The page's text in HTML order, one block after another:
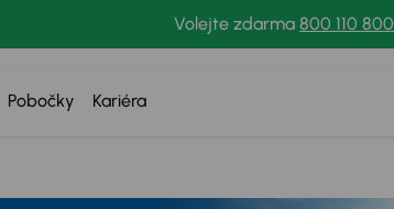
Volejte zdarma 800 110 800
Pobočky Kariéra